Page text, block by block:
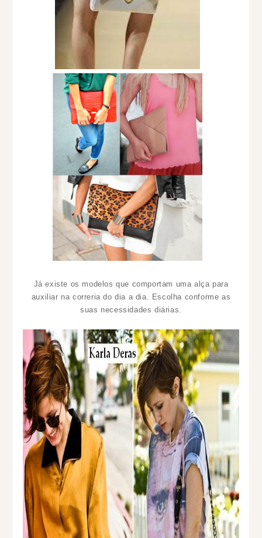
Já existe os modelos que comportam uma alça para
auxiliar na correria do dia a dia. Escolha conforme as
suas necessidades diárias.